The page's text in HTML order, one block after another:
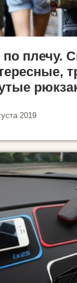
по плечу.
2019